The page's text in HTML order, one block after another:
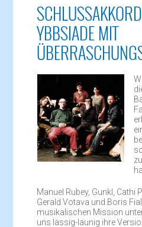
YBBSIADE MIT
Manuel Rubey, Gunkl, Cathi
Gerald Votava und Boris
musikalischen Mission
uns lässig-launig ihre